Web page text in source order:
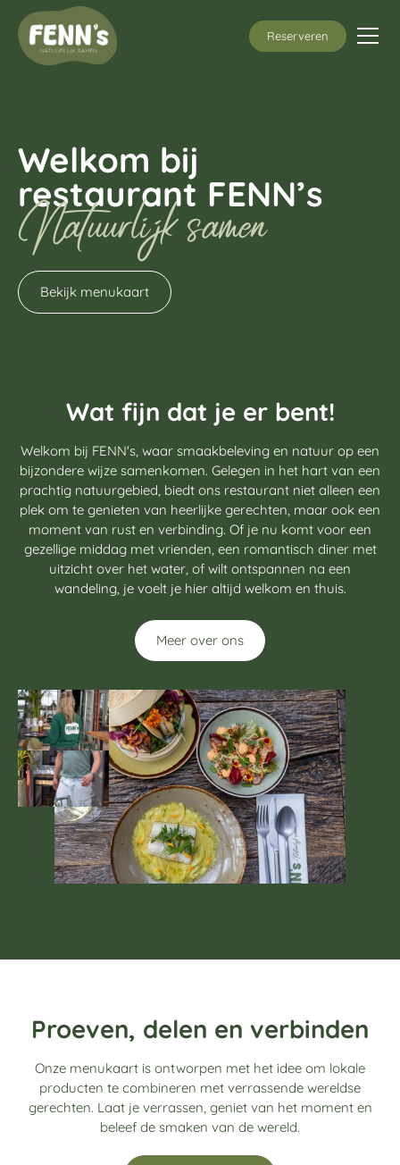
Reserveren
Welkom bij
restaurant FENN’s
Natuurlijk samen
Bekijk menukaart
Wat fijn dat je er bent!
Welkom bij FENN's, waar smaakbeleving en natuur op een
bijzondere wijze samenkomen. Gelegen in het hart van een
prachtig natuurgebied, biedt ons restaurant niet alleen een
plek om te genieten van heerlijke gerechten, maar ook een
moment van rust en verbinding. Of je nu komt voor een
gezellige middag met vrienden, een romantisch diner met
uitzicht over het water, of wilt ontspannen na een
wandeling, je voelt je hier altijd welkom en thuis.
Meer over ons
Proeven, delen en verbinden
Onze menukaart is ontworpen met het idee om lokale
producten te combineren met verrassende wereldse
gerechten. Laat je verrassen, geniet van het moment en
beleef de smaken van de wereld.